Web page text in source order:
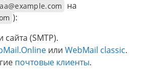
на
):
сайта (SMTP).
или WebMail classic.
почтовые клиенты.